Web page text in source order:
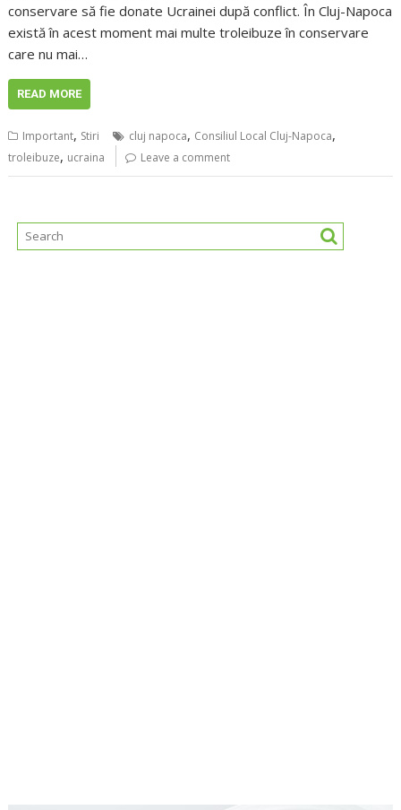
conservare să fie donate Ucrainei după conflict. În Cluj-Napoca
există în acest moment mai multe troleibuze în conservare
care nu mai…
READ MORE
Important, Stiri cluj napoca, Consiliul Local Cluj-Napoca,
troleibuze, ucraina Leave a comment